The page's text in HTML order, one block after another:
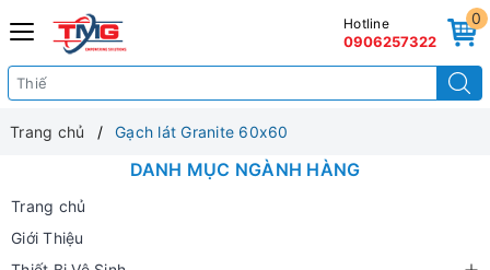
0
Hotline
0906257322
Trang chủ Gạch lát Granite 60x60
DANH MỤC NGÀNH HÀNG
Trang chủ
Giới Thiệu